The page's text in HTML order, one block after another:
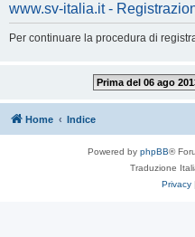
www.sv-italia.it -
Per continuare la procedura di
Prima del 06 ago
Home Indice
Powered by phpBB®
Traduzione
Privacy